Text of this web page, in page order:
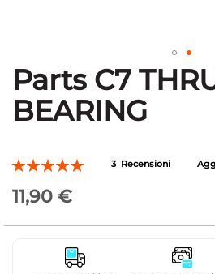
Vai
all'inizio
della
galleria
Parts C7
BEARING
Valutazione:
3 Recensioni
11,90 €